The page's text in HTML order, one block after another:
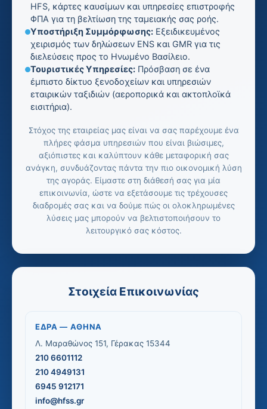
HFS, κάρτες καυσίμων και υπηρεσίες επιστροφής
ΦΠΑ για τη βελτίωση της ταμειακής σας ροής.
Υποστήριξη Συμμόρφωσης: Εξειδικευμένος
χειρισμός των δηλώσεων ENS και GMR για τις
διελεύσεις προς το Ηνωμένο Βασίλειο.
Τουριστικές Υπηρεσίες: Πρόσβαση σε ένα
έμπιστο δίκτυο ξενοδοχείων και υπηρεσιών
εταιρικών ταξιδιών (αεροπορικά και ακτοπλοϊκά
εισιτήρια).
Στόχος της εταιρείας μας είναι να σας παρέχουμε ένα
πλήρες φάσμα υπηρεσιών που είναι βιώσιμες,
αξιόπιστες και καλύπτουν κάθε μεταφορική σας
ανάγκη, συνδυάζοντας πάντα την πιο οικονομική λύση
της αγοράς. Είμαστε στη διάθεσή σας για μία
επικοινωνία, ώστε να εξετάσουμε τις τρέχουσες
διαδρομές σας και να δούμε πώς οι ολοκληρωμένες
λύσεις μας μπορούν να βελτιστοποιήσουν το
λειτουργικό σας κόστος.
Στοιχεία Επικοινωνίας
ΈΔΡΑ — ΑΘΉΝΑ
Λ. Μαραθώνος 151, Γέρακας 15344
210 6601112
210 4949131
6945 912171
info@hfss.gr